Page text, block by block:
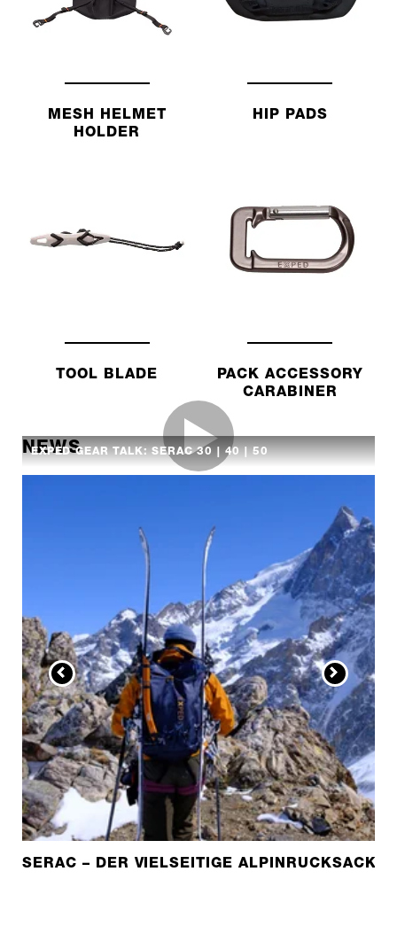
MESH HELMET
HOLDER
HIP PADS
TOOL BLADE
PACK ACCESSORY
CARABINER
EXPED GEAR TALK: SERAC 30 | 40 | 50
NEWS
SERAC – DER VIELSEITIGE ALPINRUCKSACK